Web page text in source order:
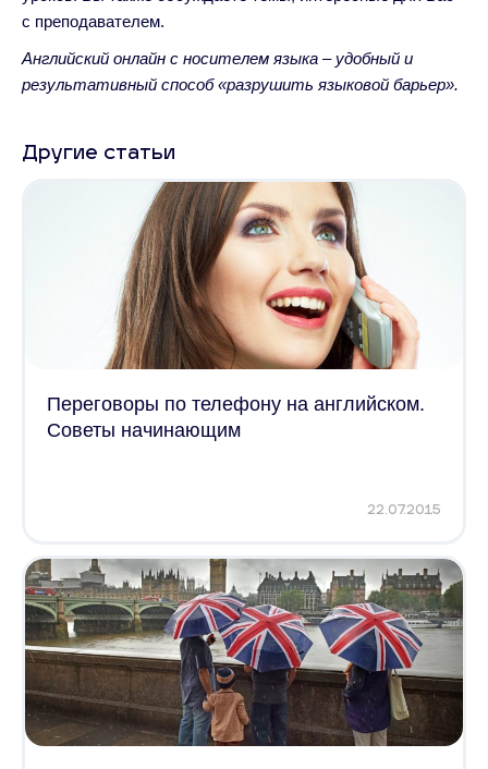
с преподавателем.
Английский онлайн с носителем языка – удобный и
результативный способ «разрушить языковой барьер».
Другие статьи
Переговоры по телефону на английском.
Советы начинающим
22.07.2015